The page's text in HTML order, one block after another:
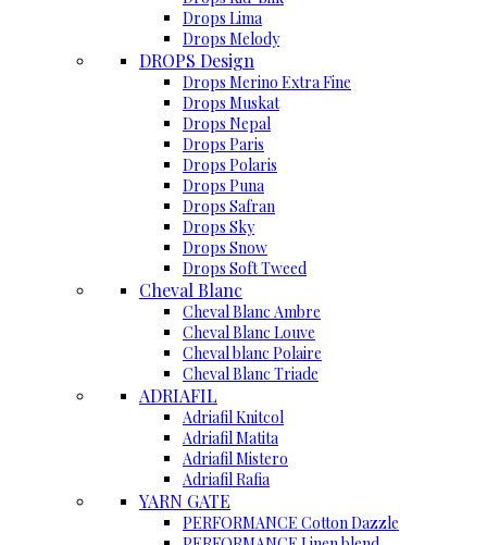
Drops Lima
Drops Melody
DROPS Design
Drops Merino Extra Fine
Drops Muskat
Drops Nepal
Drops Paris
Drops Polaris
Drops Puna
Drops Safran
Drops Sky
Drops Snow
Drops Soft Tweed
Cheval Blanc
Cheval Blanc Ambre
Cheval Blanc Louve
Cheval blanc Polaire
Cheval Blanc Triade
ADRIAFIL
Adriafil Knitcol
Adriafil Matita
Adriafil Mistero
Adriafil Rafia
YARN GATE
PERFORMANCE Cotton Dazzle